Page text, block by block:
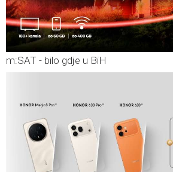
m:SAT - bilo gdje u BiH